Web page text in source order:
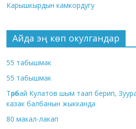
Карышкырдын камкордугу
Айда эң көп окулгандар
55 табышмак
55 табышмак
Төрөбай Кулатов шым таап берип,
казак балбанын жыкканда
80 макал-лакап